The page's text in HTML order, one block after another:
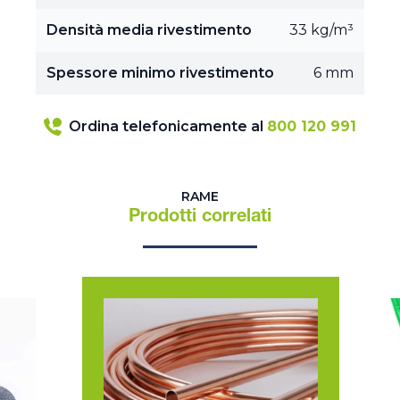
Densità media rivestimento 33 kg/m³
Spessore minimo rivestimento 6 mm
Ordina telefonicamente al 800 120 991
RAME
Prodotti correlati